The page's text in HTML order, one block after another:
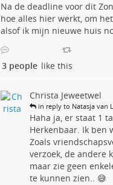
Na de deadline voor dit
hoe alles hier werkt, om
alsof ik mijn nieuwe huis
3 people like this
Christa Jeweetwel
in reply to Natasja van
Haha ja, er staat 1
Herkenbaar. Ik ben
Zoals
verzoek, de andere
maar zie geen
te kunnen zien.. 😅